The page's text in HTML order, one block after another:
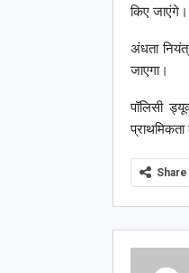
किए जाएंगे।
अंधता
जाएगा।
पॉलिसी
Share